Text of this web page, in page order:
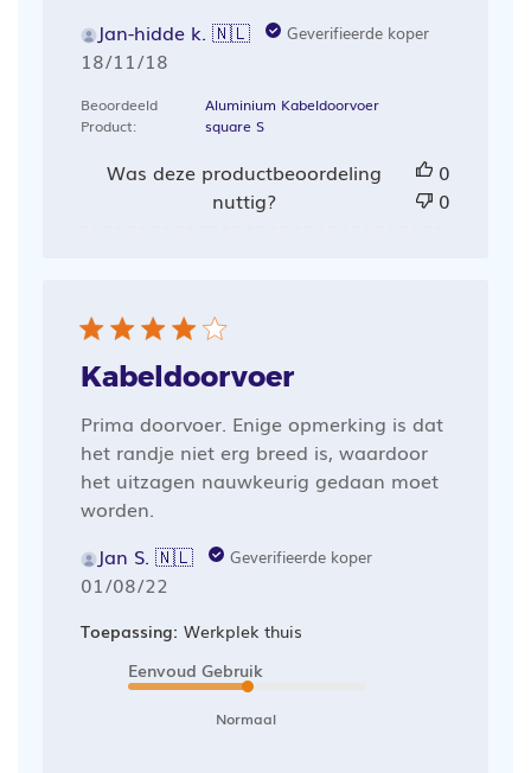
Jan-hidde k. 🇳🇱
Geverifieerde koper
Publicatiedatum
18/11/18
Beoordeeld
Product:
Aluminium Kabeldoorvoer
square S
Was deze productbeoordeling
nuttig?
0
0
Kabeldoorvoer
Prima doorvoer. Enige opmerking is dat
het randje niet erg breed is, waardoor
het uitzagen nauwkeurig gedaan moet
worden.
Jan S. 🇳🇱
Geverifieerde koper
Publicatiedatum
01/08/22
Toepassing: Werkplek thuis
Eenvoud Gebruik
Normaal